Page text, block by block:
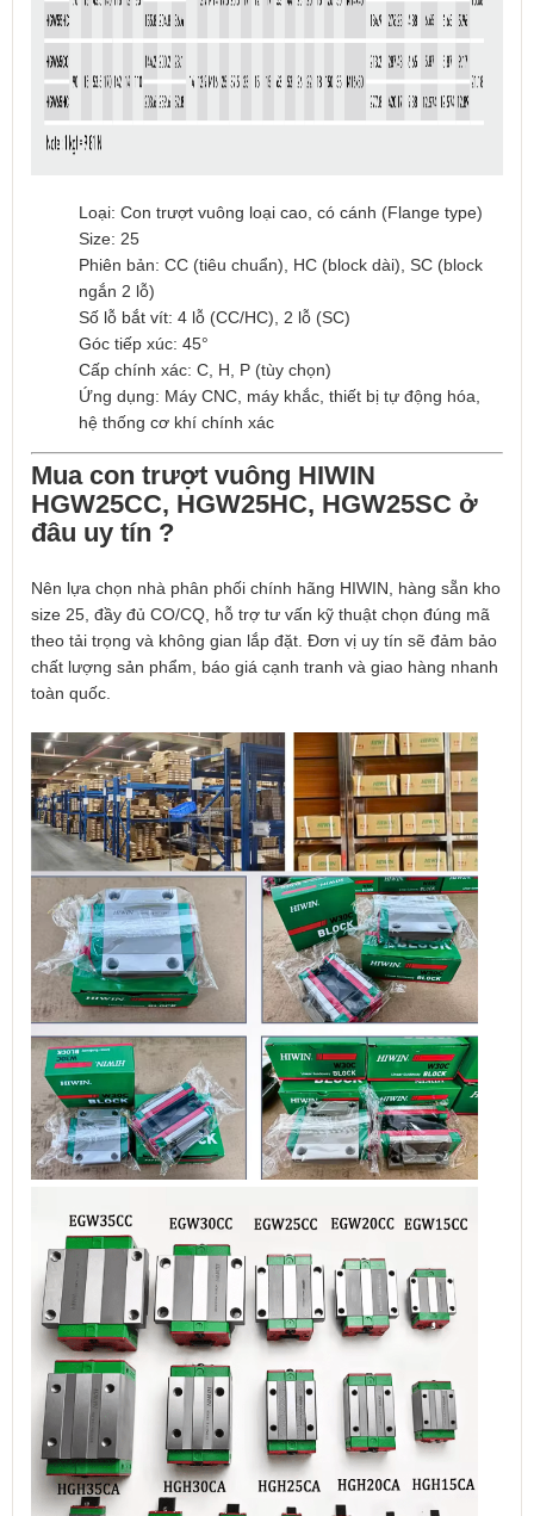
Loại: Con trượt vuông loại cao, có cánh (Flange type)
Size: 25
Phiên bản: CC (tiêu chuẩn), HC (block dài), SC (block
ngắn 2 lỗ)
Số lỗ bắt vít: 4 lỗ (CC/HC), 2 lỗ (SC)
Góc tiếp xúc: 45°
Cấp chính xác: C, H, P (tùy chọn)
Ứng dụng: Máy CNC, máy khắc, thiết bị tự động hóa,
hệ thống cơ khí chính xác
Mua con trượt vuông HIWIN
HGW25CC, HGW25HC, HGW25SC ở
đâu uy tín ?
Nên lựa chọn nhà phân phối chính hãng HIWIN, hàng sẵn kho
size 25, đầy đủ CO/CQ, hỗ trợ tư vấn kỹ thuật chọn đúng mã
theo tải trọng và không gian lắp đặt. Đơn vị uy tín sẽ đảm bảo
chất lượng sản phẩm, báo giá cạnh tranh và giao hàng nhanh
toàn quốc.